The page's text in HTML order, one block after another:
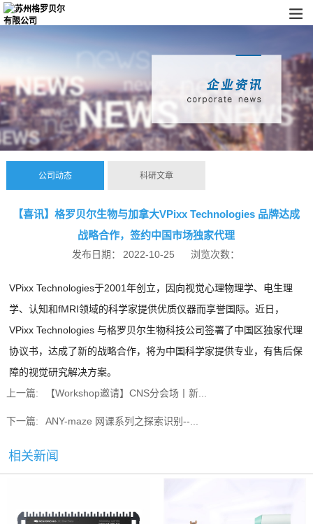
公司动态 科研文章
【喜讯】格罗贝尔生物与加拿大VPixx Technologies 品牌达成
战略合作，签约中国市场独家代理
发布日期： 2022-10-25 浏览次数：
VPixx Technologies于2001年创立，因向视觉心理物理学、电生理
学、认知和fMRI领域的科学家提供优质仪器而享誉国际。近日，
VPixx Technologies 与格罗贝尔生物科技公司签署了中国区独家代理
协议书，达成了新的战略合作，将为中国科学家提供专业，有售后保
障的视觉研究解决方案。
上一篇:
【Workshop邀请】CNS分会场丨新...
下一篇: ANY-maze 网课系列之探索识别--...
相关新闻